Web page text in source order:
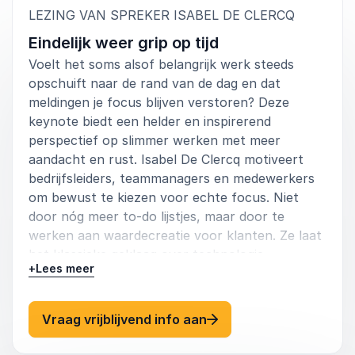
LEZING VAN SPREKER ISABEL DE CLERCQ
Eindelijk weer grip op tijd
Voelt het soms alsof belangrijk werk steeds
opschuift naar de rand van de dag en dat
meldingen je focus blijven verstoren? Deze
keynote biedt een helder en inspirerend
perspectief op slimmer werken met meer
aandacht en rust. Isabel De Clercq motiveert
bedrijfsleiders, teammanagers en medewerkers
om bewust te kiezen voor echte focus. Niet
door nóg meer to-do lijstjes, maar door te
werken aan waardecreatie voor klanten. Ze laat
het klassieke geklaag over technologie
achterwege en legt de echte oorzaken van
praktische handvatten aan om uit het razende
ritme te stappen en opnieuw grip te ervaren.
+Lees meer
Vraag vrijblijvend info aan: Isabel De Clercq